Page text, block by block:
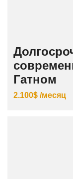
Гатном
2.100$ /месяц